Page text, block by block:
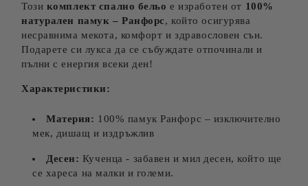
Този комплект спално бельо е изработен от 100%
натурален памук – Ранфорс, който осигурява
несравнима мекота, комфорт и здравословен сън.
Подарете си лукса да се събуждате отпочинали и
пълни с енергия всеки ден!
Характеристики:
Материя: 100% памук Ранфорс – изключително
мек, дишащ и издръжлив
Десен: Кученца - забавен и мил десен, който ще
се хареса на малки и големи.